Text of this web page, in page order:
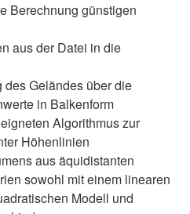
Berechnung günstigen
aus der Datei in die
Geländes über die
in Balkenform
Algorithmus zur
Höhenlinien
aus äquidistanten
sowohl mit einem linearen
Modell und